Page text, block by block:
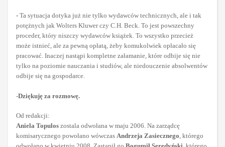
- Ta sytuacja dotyka już nie tylko wydawców technicznych, ale i tak
potężnych jak Wolters Kluwer czy C.H. Beck. To jest powszechny
proceder, który niszczy wydawców książek. To wszystko przecież
może istnieć, ale za pewną opłatą, żeby komukolwiek opłacało się
pracować. Inaczej nastąpi kompletne załamanie, które odbije się nie
tylko na poziomie nauczania i studiów, ale niedouczenie absolwentów
odbije się na gospodarce.
-Dziękuję za rozmowę.
Od redakcji:
Aniela Topulos zostala odwołana w maju 2006. Na zarządcę
komisarycznego powołano wówczas Andrzeja Zasiecznego, którego